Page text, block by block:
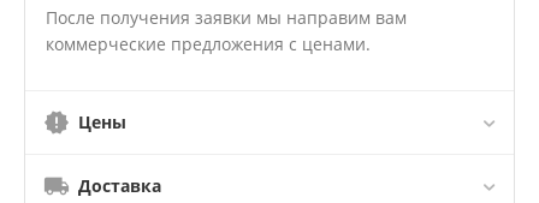
После получения заявки мы направим вам
коммерческие предложения с ценами.
Цены
Доставка